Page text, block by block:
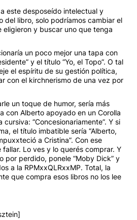
este desposeído intelectual y
del libro, solo podríamos cambiar el
eligieron y buscar uno que tenga
un poco mejor una tapa con
y el título “Yo, el Topo”. O tal
el espíritu de su gestión política,
con el kirchnerismo de una vez por
un toque de humor, sería más
con Alberto apoyado en un Corolla
“Concesionariamente”. Y si
el título imbatible sería “Alberto,
a Cristina”. Con ese
Lo ves y lo querés comprar. Y
por perdido, ponele “Moby Dick” y
a la RPMxxQLRxxMP. Total, la
que compra esos libros no los lee